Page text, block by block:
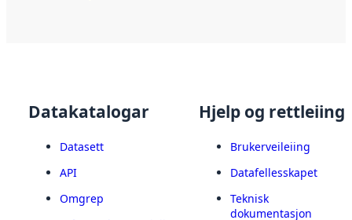
Datakatalogar
Datasett
API
Omgrep
Hjelp og rettleiing
Brukerveileiing
Datafellesskapet
Teknisk
dokumentasjon